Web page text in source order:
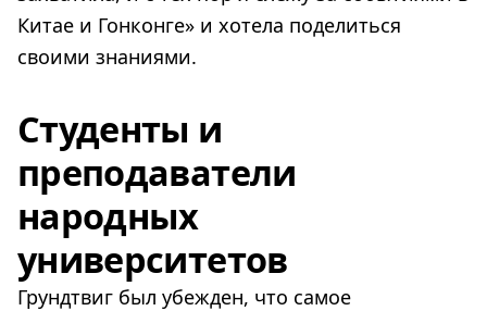
Китае и Гонконге» и хотела поделиться
своими знаниями.
Студенты и
преподаватели
народных
университетов
Грундтвиг был убежден, что самое